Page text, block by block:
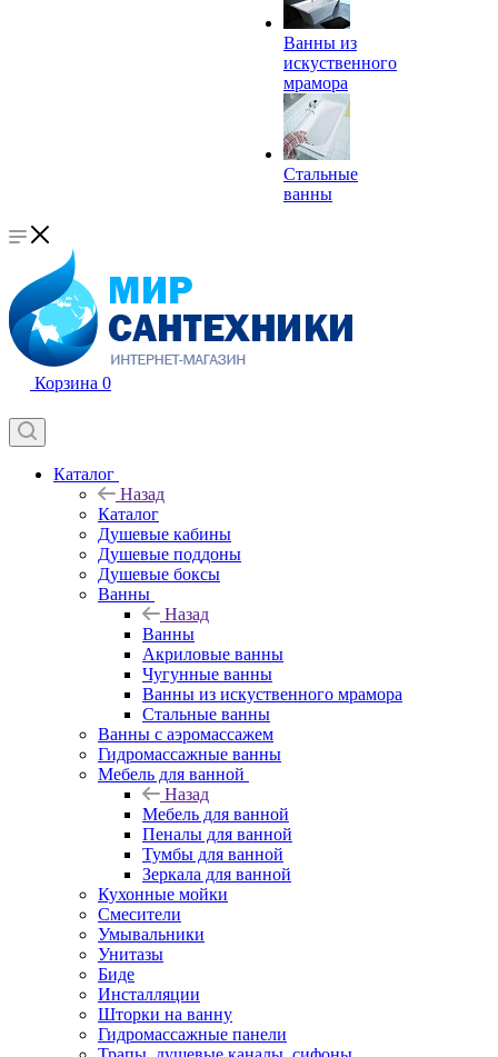
Ванны из
искуственного
мрамора
Стальные
ванны
Корзина 0
Каталог
Назад
Каталог
Душевые кабины
Душевые поддоны
Душевые боксы
Ванны
Назад
Ванны
Акриловые ванны
Чугунные ванны
Ванны из искуственного мрамора
Стальные ванны
Ванны с аэромассажем
Гидромассажные ванны
Мебель для ванной
Назад
Мебель для ванной
Пеналы для ванной
Тумбы для ванной
Зеркала для ванной
Кухонные мойки
Смесители
Умывальники
Унитазы
Биде
Инсталляции
Шторки на ванну
Гидромассажные панели